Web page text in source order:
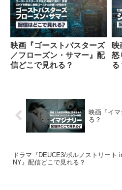
映画『ゴーストバスターズ
／フローズン・サマー』配
信どこで見れる？
映
怒
る
映画『イ
る？
ドラマ『DEUCE3/ポルノストリート
NY』配信どこで見れる？